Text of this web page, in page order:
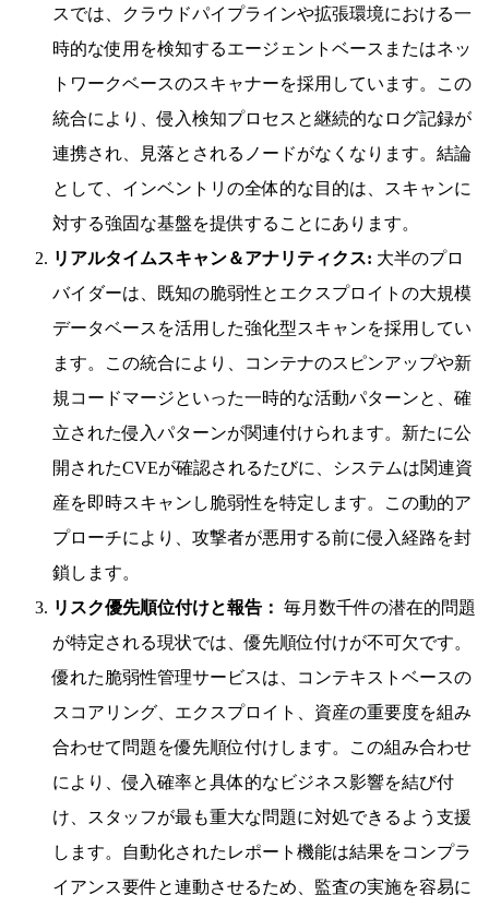
スでは、クラウドパイプラインや拡張環境における一
時的な使用を検知するエージェントベースまたはネッ
トワークベースのスキャナーを採用しています。この
統合により、侵入検知プロセスと継続的なログ記録が
連携され、見落とされるノードがなくなります。結論
として、インベントリの全体的な目的は、スキャンに
対する強固な基盤を提供することにあります。
リアルタイムスキャン＆アナリティクス: 大半のプロ
バイダーは、既知の脆弱性とエクスプロイトの大規模
データベースを活用した強化型スキャンを採用してい
ます。この統合により、コンテナのスピンアップや新
規コードマージといった一時的な活動パターンと、確
立された侵入パターンが関連付けられます。新たに公
開されたCVEが確認されるたびに、システムは関連資
産を即時スキャンし脆弱性を特定します。この動的ア
プローチにより、攻撃者が悪用する前に侵入経路を封
鎖します。
リスク優先順位付けと報告： 毎月数千件の潜在的問題
が特定される現状では、優先順位付けが不可欠です。
優れた脆弱性管理サービスは、コンテキストベースの
スコアリング、エクスプロイト、資産の重要度を組み
合わせて問題を優先順位付けします。この組み合わせ
により、侵入確率と具体的なビジネス影響を結び付
け、スタッフが最も重大な問題に対処できるよう支援
します。自動化されたレポート機能は結果をコンプラ
イアンス要件と連動させるため、監査の実施を容易に